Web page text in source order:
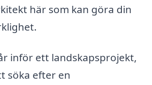
här som kan göra din
inför ett landskapsprojekt,
söka efter en